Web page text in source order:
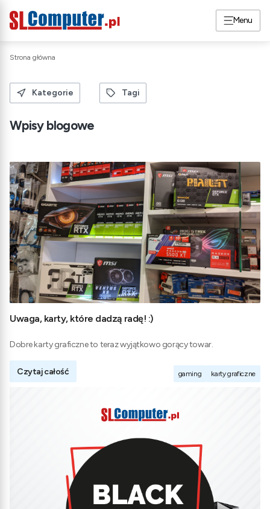
Menu
Strona główna
Kategorie Tagi
Wpisy blogowe
Uwaga, karty, które dadzą radę! :)
Dobre karty graficzne to teraz wyjątkowo gorący towar.
Czytaj całość gaming karty graficzne